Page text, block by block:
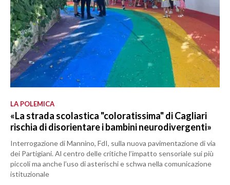
LA POLEMICA
«La strada scolastica "coloratissima" di Cagliari
rischia di disorientare i bambini neurodivergenti»
Interrogazione di Mannino, FdI, sulla nuova pavimentazione di via
dei Partigiani. Al centro delle critiche l’impatto sensoriale sui più
piccoli ma anche l’uso di asterischi e schwa nella comunicazione
istituzionale